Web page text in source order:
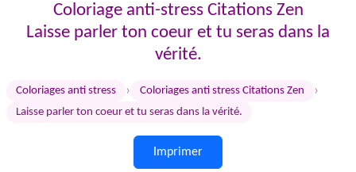
Coloriage anti-stress Citations Zen
Laisse parler ton coeur et tu seras dans la
vérité.
Coloriages anti stress › Coloriages anti stress Citations Zen ›
Laisse parler ton coeur et tu seras dans la vérité.
Imprimer